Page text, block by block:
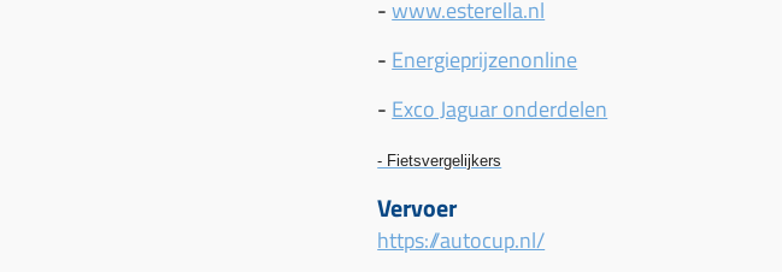
-www.esterella.nl
- Energieprijzenonline
- Exco Jaguar onderdelen
- Fietsvergelijkers
Vervoer
https://autocup.nl/